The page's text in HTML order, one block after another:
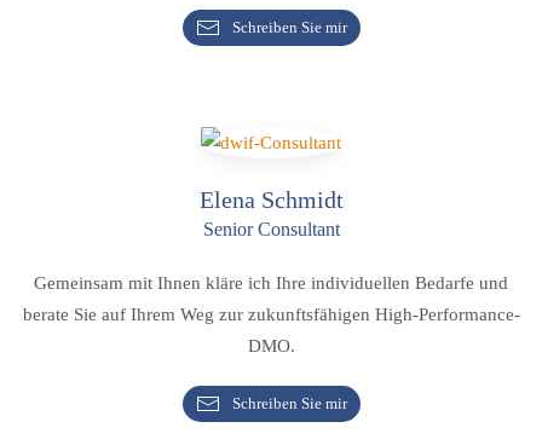
Schreiben Sie mir
Elena Schmidt
Senior Consultant
Gemeinsam mit Ihnen kläre ich Ihre individuellen Bedarfe und
berate Sie auf Ihrem Weg zur zukunftsfähigen High-Performance-
DMO.
Schreiben Sie mir